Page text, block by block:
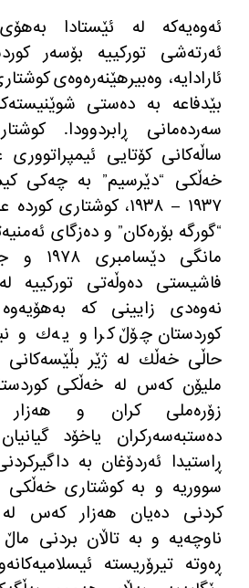
ئهوهیهكه له ئێستادا به
ئهرتهشی توركییه بۆسهر
ئارادایه، وهبیرهێنهرهوهی
بێدفاعه به دهستی شوێنیسته
سهردهمانی ڕابردوودا.
ساڵهكانی كۆتایی
خهڵكی “دێرسیم” به ‌چهكی
١٩٣٧ – ١٩٣٨، كوشتاری كورده
“گورگه بۆرهكان” و دهزگای ئهمنیه
مانگی دێسامبری ١٩٧٨ و جه
فاشیستی دهوڵهتی توركییه له
نهوهدی زایینی كه بههۆیهوه
كوردستان چۆڵ كرا و یهك و
حاڵی خهڵك له ژێر بڵێسه
ملیۆن كهس له خهڵكی
زۆرهملی كران و هه
دهستبهسهركران یاخۆد
ڕاستیدا ئهردۆغان به
سووریه و به ‌كوشتاری خهڵكی
كردنی دهیان ههزار كهس له
ناوچهیه و به ‌تاڵان بردنی
ڕهوته ‌تیرۆریسته ئیسلامیهكانه